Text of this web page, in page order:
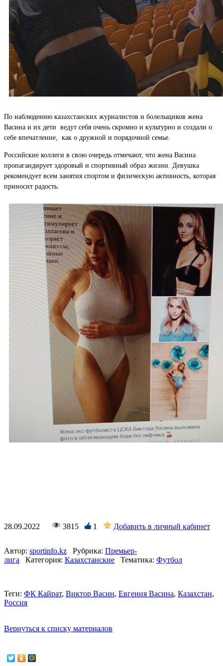
По наблюдению казахстанских журналистов и болельщиков жена
Васина и их дети ведут себя очень скромно и культурно и создали о
себе впечатление, как о дружной и порядочной семье.
Российские коллеги в свою очередь отмечают, что жена Васина
пропагандирует здоровый и спортивный образ жизни. Девушка
рекомендует всем занятия спортом и физическую активность, которая
приносит радость.
28.09.2022 3815 1 Добавить в личный кабинет
Автор: sportinfo.kz Рубрика: Премьер-
лига
Категория: Казахстанские Тематика: Футбол
Теги: ФК Кайрат, Виктор Васин, Евгения Васина, Казахстан,
Россия
Вернуться к списку материалов